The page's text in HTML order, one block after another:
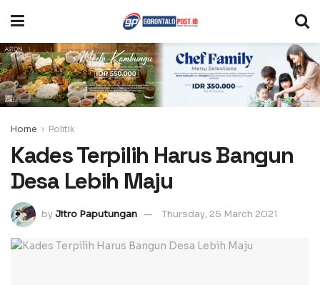
Home Politik
Kades Terpilih Harus Bangun
Desa Lebih Maju
byJitro Paputungan Thursday, 25 March 2021